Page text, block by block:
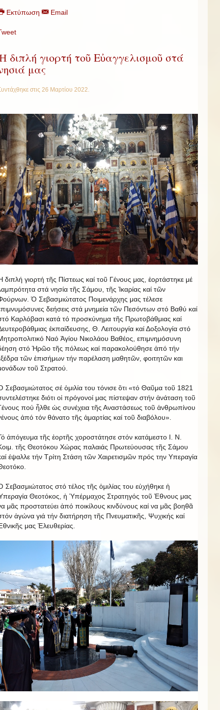
Εκτύπωση Email
διπλή γιορτή τοῦ Εὐαγγελισμοῦ στά
μας
στις 26 Μαρτίου 2022.
διπλή γιορτή τῆς Πίστεως καί τοῦ Γένους μας, ἑορτάστηκε μέ
στά νησία τῆς Σάμου, τῆς Ἰκαρίας καί τῶν
Ὁ Σεβασμιώτατος Ποιμενάρχης μας τέλεσε
δεήσεις στά μνημεία τῶν Πεσόντων στό Βαθύ καί
Καρλόβασι κατά τό προσκύνημα τῆς Πρωτοβάθμιας καί
ἐκπαίδευσης, Θ. Λειτουργία καί Δοξολογία στό
Ναό Ἁγίου Νικολάου Βαθέος, επιμνημόσυνη
στό Ἡρῶο τῆς πόλεως καί παρακολούθησε ἀπό τήν
τῶν ἐπισήμων τήν παρέλαση μαθητῶν, φοιτητῶν και
τοῦ Στρατού.
Σεβασμιώτατος σέ ὁμιλία του τόνισε ὃτι «τό Θαῦμα τοῦ 1821
διότι οἱ πρόγονοί μας πίστεψαν στήν ἀνάταση τοῦ
πού ἦλθε ὠς συνέχεια τῆς Αναστάσεως τοῦ ἁνθρωπίνου
ἀπό τόν θάνατο τῆς ἁμαρτίας καί τοῦ διαβόλου».
ἀπόγευμα τῆς ἐορτῆς χοροστάτησε στόν κατάμεστο Ι. Ν.
τῆς Θεοτόκου Χώρας παλαιάς Πρωτεύουσας τῆς Σάμου
έψαλλε τήν Τρίτη Στάση τῶν Χαιρετισμῶν πρός την Υπεραγία
Σεβασμιώτατος στό τέλος τῆς ὁμιλίας του εὐχήθηκε ἡ
Θεοτόκος, ἡ Ὑπέρμαχος Στρατηγός τοῦ Ἐθνους μας
μᾶς προστατεύει ἀπό ποικίλους κινδύνους καί να μᾶς βοηθᾶ
ἀγώνα γιά τήν διατήρηση τῆς Πνευματικῆς, Ψυχικής καί
μας Ἐλευθερίας.